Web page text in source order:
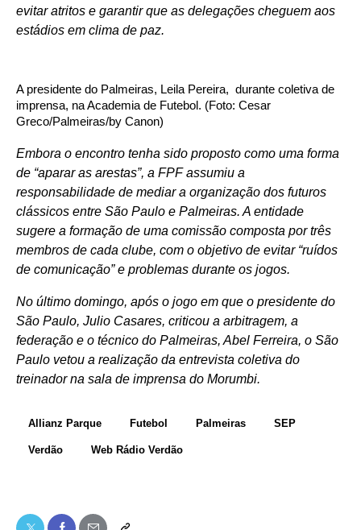
evitar atritos e garantir que as delegações cheguem aos
estádios em clima de paz.
A presidente do Palmeiras, Leila Pereira, durante coletiva de
imprensa, na Academia de Futebol. (Foto: Cesar
Greco/Palmeiras/by Canon)
Embora o encontro tenha sido proposto como uma forma
de “aparar as arestas”, a FPF assumiu a
responsabilidade de mediar a organização dos futuros
clássicos entre São Paulo e Palmeiras. A entidade
sugere a formação de uma comissão composta por três
membros de cada clube, com o objetivo de evitar “ruídos
de comunicação” e problemas durante os jogos.
No último domingo, após o jogo em que o presidente do
São Paulo, Julio Casares, criticou a arbitragem, a
federação e o técnico do Palmeiras, Abel Ferreira, o São
Paulo vetou a realização da entrevista coletiva do
treinador na sala de imprensa do Morumbi.
Allianz Parque Futebol Palmeiras SEP
Verdão Web Rádio Verdão